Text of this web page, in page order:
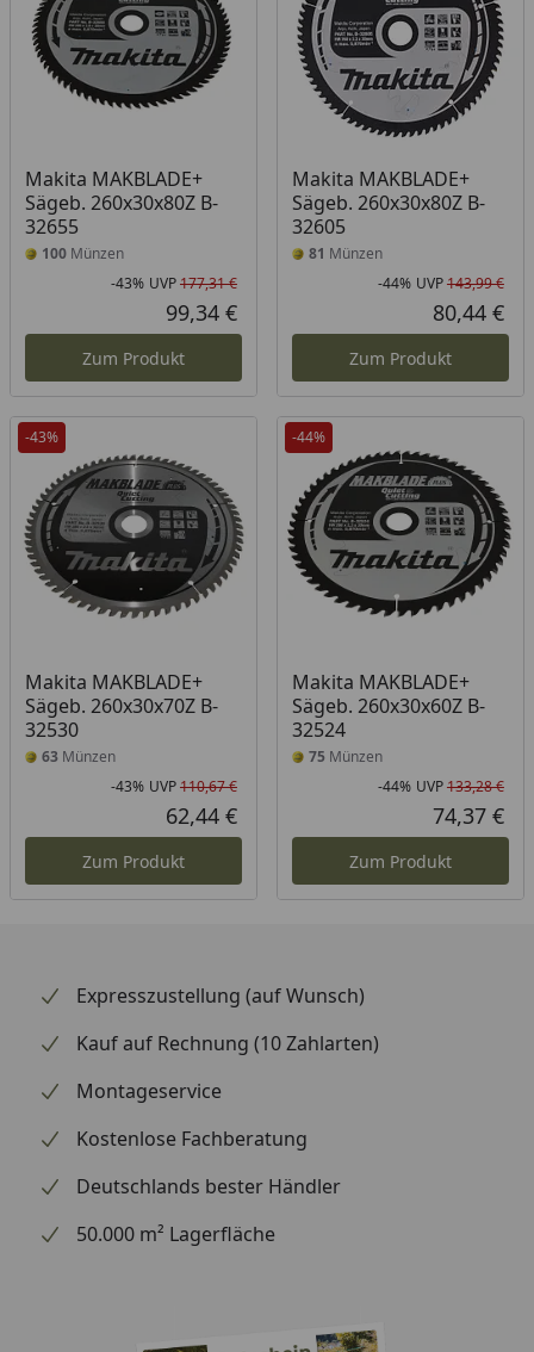
Makita MAKBLADE+
Sägeb. 260x30x80Z B-
32655
100 Münzen
Rabatt in Prozent
-43%
Ursprünglicher Preis
UVP177,31 €
Aktueller Preis
99,34 €
Zum Produkt
Makita MAKBLADE+
Sägeb. 260x30x80Z B-
32605
81 Münzen
-44% UVP143,99 €
80,44 €
Zum Produkt
-43%
Makita MAKBLADE+
Sägeb. 260x30x70Z B-
32530
63 Münzen
Rabatt in Prozent
-43%
Ursprünglicher Preis
UVP110,67 €
Aktueller Preis
62,44 €
Zum Produkt
-44%
Makita MAKBLADE+
Sägeb. 260x30x60Z B-
32524
75 Münzen
-44% UVP133,28 €
74,37 €
Zum Produkt
Expresszustellung (auf Wunsch)
Kauf auf Rechnung (10 Zahlarten)
Montageservice
Kostenlose Fachberatung
Deutschlands bester Händler
50.000 m² Lagerfläche